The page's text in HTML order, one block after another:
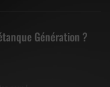
Génération ?